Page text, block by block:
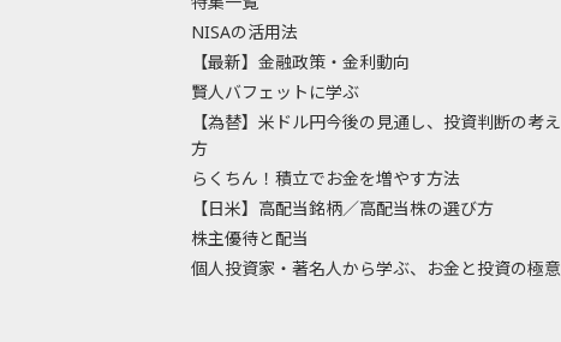
NISAの活用法
【最新】金融政策・金利動向
賢人バフェットに学ぶ
【為替】米ドル円今後の見通し、投資判断の考え
方
らくちん！積立でお金を増やす方法
【日米】高配当銘柄／高配当株の選び方
株主優待と配当
個人投資家・著名人から学ぶ、お金と投資の極意